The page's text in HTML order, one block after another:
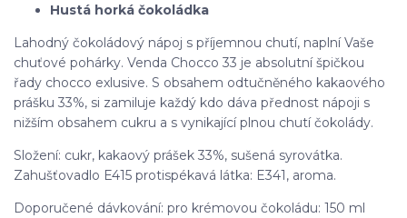
Hustá horká čokoládka
Lahodný čokoládový nápoj s příjemnou chutí, naplní Vaše
chuťové pohárky. Venda Chocco 33 je absolutní špičkou
řady chocco exlusive. S obsahem odtučněného kakaového
prášku 33%, si zamiluje každý kdo dáva přednost nápoji s
nižším obsahem cukru a s vynikající plnou chutí čokolády.
Složení: cukr, kakaový prášek 33%, sušená syrovátka.
Zahušťovadlo E415 protispékavá látka: E341, aroma.
Doporučené dávkování: pro krémovou čokoládu: 150 ml